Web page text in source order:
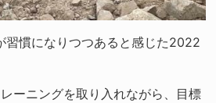
習慣になりつつあると感じた2022
ーニングを取り入れながら、目標